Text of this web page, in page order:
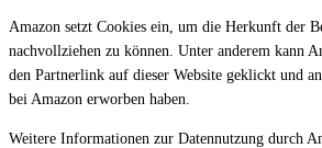
Amazon setzt Cookies ein, um die Herkunft der
nachvollziehen zu können. Unter anderem kann
den Partnerlink auf dieser Website geklickt und
bei Amazon erworben haben.
Weitere Informationen zur Datennutzung durch